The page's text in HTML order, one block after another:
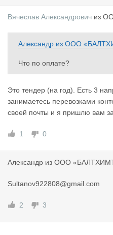
Вячеслав Александрович из
Александр из ООО
Что по оплате?
Это тендер (на год). Есть 3
занимаетесь перевозками
своей почты и я пришлю вам
1 0
Александр из ООО
Sultanov922808@gmail.com
2 3